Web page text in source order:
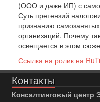
(ООО и даже ИП) с
Суть претензий
признанию
организаций. Почему
освещается в этом
Ссылка на ролик на
Контакты
Консалтинговый центр